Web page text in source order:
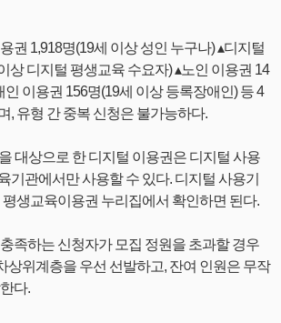
권 1,918명(19세 이상 성인 누구나) ▴디지털
상 디지털 평생교육 수요자) ▴노인 이용권 14
인 이용권 156명(19세 이상 등록장애인) 등 4
, 유형 간 중복 신청은 불가능하다.
대상으로 한 디지털 이용권은 디지털 사용
기관에서만 사용할 수 있다. 디지털 사용기
생교육이용권 누리집에서 확인하면 된다.
족하는 신청자가 모집 정원을 초과할 경우
상위계층을 우선 선발하고, 잔여 인원은 무작
다.